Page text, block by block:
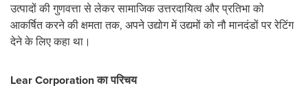
उत्पादों की गुणवत्ता से लेकर सामाजिक उत्तरदायित्व और प्रतिभा को
आकर्षित करने की क्षमता तक, अपने उद्योग में उद्यमों को नौ मानदंडों पर रेटिंग
देने के लिए कहा था।
Lear Corporationका परिचय